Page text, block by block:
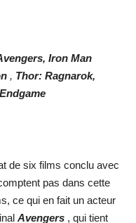
Iron Man
, Thor: Ragnarok,
de six films conclu avec
pas dans cette
ce qui en fait un acteur
Avengers , qui tient